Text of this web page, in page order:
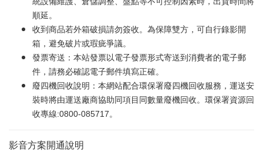
順延。
收到商品若外箱破損請勿簽收。為保障雙方，可自行錄影開
箱，避免破片或瑕疵爭議。
發票寄送：本站發票以電子發票形式寄送到消費者的電子郵
件，請務必確認電子郵件填寫正確。
廢四機回收說明：本網站配合環保署廢四機回收服務，運送安
裝時將由運送廠商協助同項目同數量廢機回收。環保署資源回
收專線:0800-085717。
影音方案開通說明